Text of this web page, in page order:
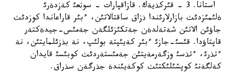
استانا. 3 - قئركذيةك. قازاقپارات - سوثعئ كةزدةرئ
ةلئمئزدئث بازارلارئندا ذزاق ساقتالاتئن، ءبئر قاراعاندا كوزدئث
جاؤئن الاتئن شةتةلدةن جةتكئزئلگةن جةمئس-جيدةكتةر
قاپتاؤدا. قئسئ-جازئ ءبئر كةيئپتة بولئپ، نة بذزئلمايتئن، نة
ءتذرئ، ءتذسئ وزگةرمةيتئن جةمئستةردئث كوبئسئ قايدان
كةلگةنئ كوپشئلئكتئث كوكةيئندة جذرگةن سذراق.